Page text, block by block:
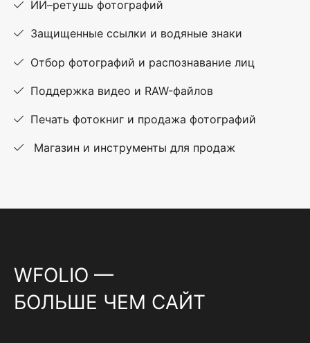
ИИ–ретушь фотографий
Защищенные ссылки и водяные знаки
Отбор фотографий и распознавание лиц
Поддержка видео и RAW-файлов
Печать фотокниг и продажа фотографий
Магазин и инструменты для продаж
WFOLIO —
БОЛЬШЕ ЧЕМ САЙТ